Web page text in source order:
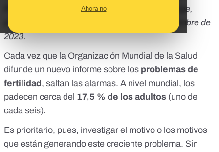
Ahora no
PDI de biomedicina en la Universidad San Jorge,
publicado en
el 16 de noviembre de
2023.
Cada vez que la Organización Mundial de la Salud
difunde un nuevo informe sobre los problemas de
fertilidad , saltan las alarmas. A nivel mundial, los
padecen cerca del 17,5 % de los adultos (uno de
cada seis).
Es prioritario, pues, investigar el motivo o los motivos
que están generando este creciente problema. Sin